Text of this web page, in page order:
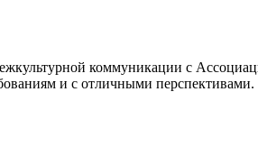
коммуникации с
и с отличными перспективами.